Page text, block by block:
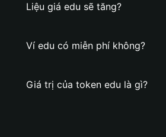
Liệu giá edu sẽ tăng?
Ví edu có miễn phí không?
Giá trị của token edu là gì?